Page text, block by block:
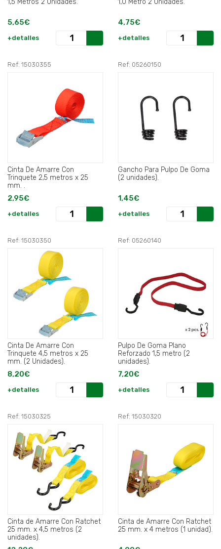
1,5 Metros 2 Unidades.
5,65€
+detalles
1,0 Metro 2 Unidades.
4,75€
+detalles
Ref: 15030355
Cinta De Amarre Con
Trinquete 2,5 metros x 25
mm. .
2,95€
+detalles
Ref: 05260150
Gancho Para Pulpo De Goma
(2 unidades).
1,45€
+detalles
Ref: 15030350
Cinta De Amarre Con
Trinquete 4,5 metros x 25
mm. (2 Unidades).
8,20€
+detalles
Ref: 05260140
Pulpo De Goma Plano
Reforzado 1,5 metro (2
unidades).
7,20€
+detalles
Ref: 15030325
Cinta de Amarre Con Ratchet
25 mm. x 4,5 metros (2
unidades).
Ref: 15030320
Cinta de Amarre Con Ratchet
25 mm. x 4 metros (1 unidad).